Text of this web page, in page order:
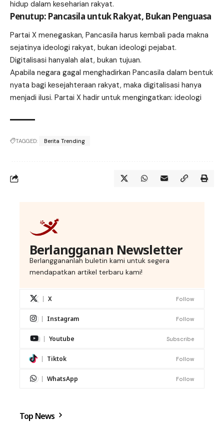
hidup dalam keseharian rakyat.
Penutup: Pancasila untuk Rakyat, Bukan Penguasa
Partai X menegaskan, Pancasila harus kembali pada makna
sejatinya ideologi rakyat, bukan ideologi pejabat.
Digitalisasi hanyalah alat, bukan tujuan.
Apabila negara gagal menghadirkan Pancasila dalam bentuk
nyata bagi kesejahteraan rakyat, maka digitalisasi hanya
menjadi ilusi. Partai X hadir untuk mengingatkan: ideologi
TAGGED: Berita Trending
Berlangganan Newsletter
Berlanggananlah buletin kami untuk segera
mendapatkan artikel terbaru kami!
X Follow
Instagram Follow
Youtube Subscribe
Tiktok Follow
WhatsApp Follow
Top News